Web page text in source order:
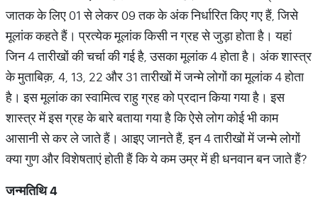
जातक के लिए 01 से लेकर 09 तक के अंक निर्धारित किए गए हैं, जिसे
मूलांक कहते हैं। प्रत्येक मूलांक किसी न ग्रह से जुड़ा होता है। यहां
जिन 4 तारीखों की चर्चा की गई है, उसका मूलांक 4 होता है। अंक शास्त्र
के मुताबिक़, 4, 13, 22 और 31 तारीखों में जन्मे लोगों का मूलांक 4 होता
है। इस मूलांक का स्वामित्व राहु ग्रह को प्रदान किया गया है। इस
शास्त्र में इस ग्रह के बारे बताया गया है कि ऐसे लोग कोई भी काम
आसानी से कर ले जाते हैं। आइए जानते हैं, इन 4 तारीखों में जन्मे लोगों
क्या गुण और विशेषताएं होती हैं कि ये कम उम्र में ही धनवान बन जाते हैं?
जन्मतिथि4